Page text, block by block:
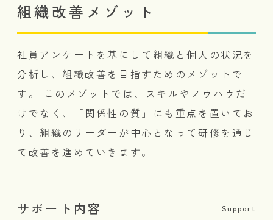
組織改善メゾット
社員アンケートを基にして組織と個人の状況を
分析し、組織改善を目指すためのメゾットで
す。 このメゾットでは、スキルやノウハウだ
けでなく、「関係性の質」にも重点を置いてお
り、組織のリーダーが中心となって研修を通じ
て改善を進めていきます。
サポート内容 Support